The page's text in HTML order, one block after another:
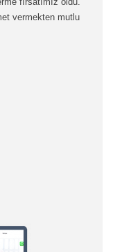
vermekten mutlu